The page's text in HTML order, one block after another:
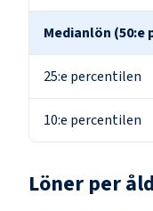
Medianlön (50:e
25:e percentilen
10:e percentilen
Löner per